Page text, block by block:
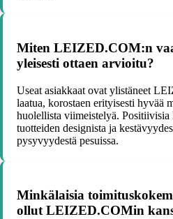
Miten LEIZED.COM:n
yleisesti ottaen arvioitu?
Useat asiakkaat ovat ylistäneet
laatua, korostaen erityisesti hyvää
huolellista viimeistelyä. Positiivisia
tuotteiden designista ja
pysyvyydestä pesuissa.
Minkälaisia
ollut LEIZED.COMin